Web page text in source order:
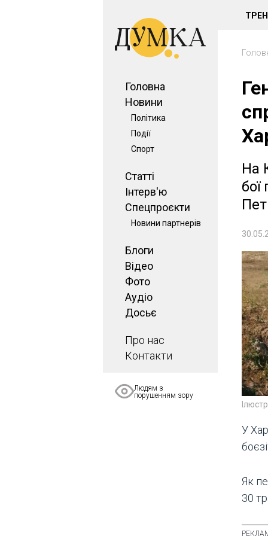
Головна
Новини
Політика
Події
Спорт
Статті
Інтерв'ю
Спецпроєкти
Новини партнерів
Блоги
Відео
Фото
Аудіо
Досьє
Про нас
Контакти
Людям з
порушенням зору
На
У
Як
30